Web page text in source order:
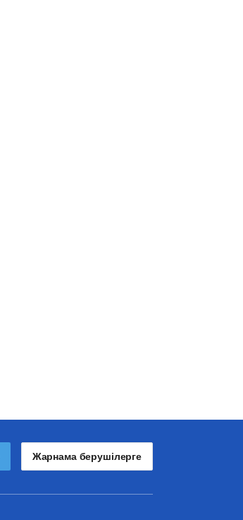
Жарнама берушілерге